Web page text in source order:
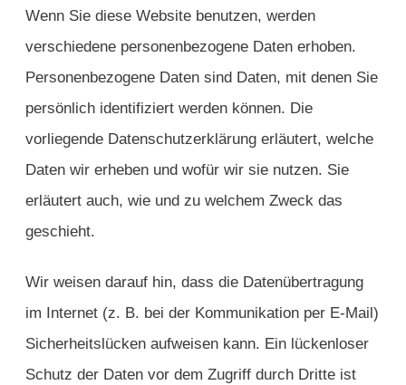
Wenn Sie diese Website benutzen, werden
verschiedene personenbezogene Daten erhoben.
Personenbezogene Daten sind Daten, mit denen Sie
persönlich identifiziert werden können. Die
vorliegende Datenschutzerklärung erläutert, welche
Daten wir erheben und wofür wir sie nutzen. Sie
erläutert auch, wie und zu welchem Zweck das
geschieht.
Wir weisen darauf hin, dass die Datenübertragung
im Internet (z. B. bei der Kommunikation per E-Mail)
Sicherheitslücken aufweisen kann. Ein lückenloser
Schutz der Daten vor dem Zugriff durch Dritte ist